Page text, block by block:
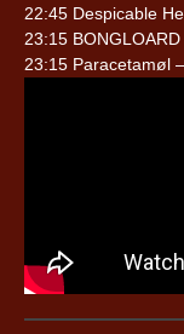
22:45 Despicable
23:15
23:15 Paracetamøl